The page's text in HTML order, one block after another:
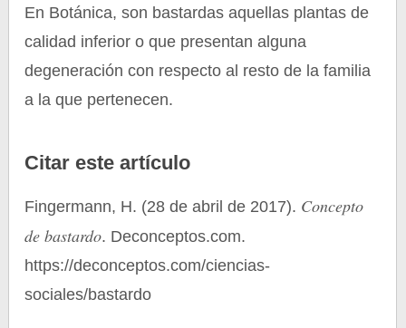
En Botánica, son bastardas aquellas plantas de
calidad inferior o que presentan alguna
degeneración con respecto al resto de la familia
a la que pertenecen.
Citar este artículo
Fingermann, H. (28 de abril de 2017). Concepto
de bastardo. Deconceptos.com.
https://deconceptos.com/ciencias-
sociales/bastardo